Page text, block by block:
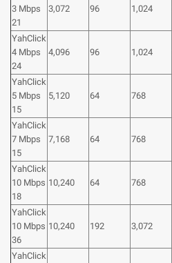
3 Mbps
21
3,072 96 1,024
YahClick
4 Mbps
24
4,096 96 1,024
YahClick
5 Mbps
15
5,120 64 768
YahClick
7 Mbps
15
7,168 64 768
YahClick
10 Mbps
18
10,240 64 768
YahClick
10 Mbps
36
10,240 192 3,072
YahClick